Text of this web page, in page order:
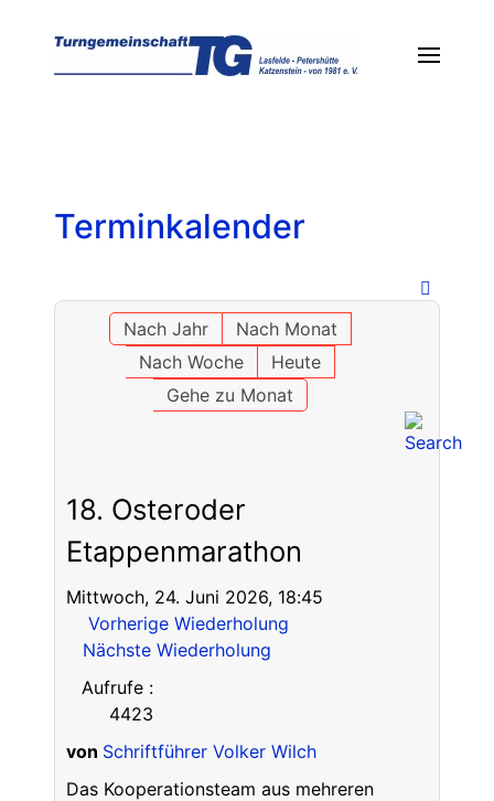
Terminkalender
Nach Jahr
Nach Monat
Nach Woche
Heute
Gehe zu Monat
18. Osteroder
Etappenmarathon
Mittwoch, 24. Juni 2026, 18:45
Vorherige Wiederholung
Nächste Wiederholung
Aufrufe:
4423
von Schriftführer Volker Wilch
Das Kooperationsteam aus mehreren